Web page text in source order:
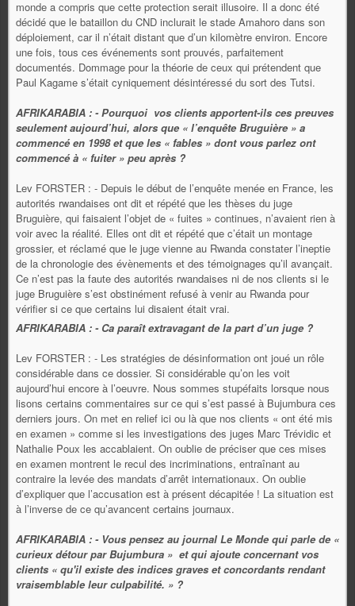
monde a compris que cette protection serait illusoire. Il a donc été
décidé que le bataillon du CND inclurait le stade Amahoro dans son
déploiement, car il n’était distant que d’un kilomètre environ. Encore
une fois, tous ces événements sont prouvés, parfaitement
documentés. Dommage pour la théorie de ceux qui prétendent que
Paul Kagame s’était cyniquement désintéressé du sort des Tutsi.
AFRIKARABIA : - Pourquoi vos clients apportent-ils ces preuves
seulement aujourd’hui, alors que « l’enquête Bruguière » a
commencé en 1998 et que les « fables » dont vous parlez ont
commencé à « fuiter » peu après ?
Lev FORSTER : - Depuis le début de l’enquête menée en France, les
autorités rwandaises ont dit et répété que les thèses du juge
Bruguière, qui faisaient l’objet de « fuites » continues, n’avaient rien à
voir avec la réalité. Elles ont dit et répété que c’était un montage
grossier, et réclamé que le juge vienne au Rwanda constater l’ineptie
de la chronologie des évènements et des témoignages qu’il avançait.
Ce n’est pas la faute des autorités rwandaises ni de nos clients si le
juge Bruguière s’est obstinément refusé à venir au Rwanda pour
vérifier si ce que certains lui disaient était vrai.
AFRIKARABIA : - Ca paraît extravagant de la part d’un juge ?
Lev FORSTER : - Les stratégies de désinformation ont joué un rôle
considérable dans ce dossier. Si considérable qu’on les voit
aujourd’hui encore à l’oeuvre. Nous sommes stupéfaits lorsque nous
lisons certains commentaires sur ce qui s’est passé à Bujumbura ces
derniers jours. On met en relief ici ou là que nos clients « ont été mis
en examen » comme si les investigations des juges Marc Trévidic et
Nathalie Poux les accablaient. On oublie de préciser que ces mises
en examen montrent le recul des incriminations, entraînant au
contraire la levée des mandats d’arrêt internationaux. On oublie
d’expliquer que l’accusation est à présent décapitée ! La situation est
à l’inverse de ce qu’avancent certains journaux.
AFRIKARABIA : - Vous pensez au journal Le Monde qui parle de «
curieux détour par Bujumbura » et qui ajoute concernant vos
clients « qu'il existe des indices graves et concordants rendant
vraisemblable leur culpabilité. » ?